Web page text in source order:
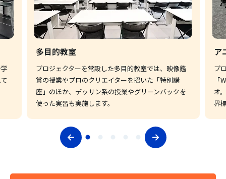
多目的教室
プロジェクターを常設した多目的教室では、映像鑑
賞の授業やプロのクリエイターを招いた「特別講
座」のほか、デッサン系の授業やグリーンバックを
使った実習も実施します。
ア
プ
「
オ
界